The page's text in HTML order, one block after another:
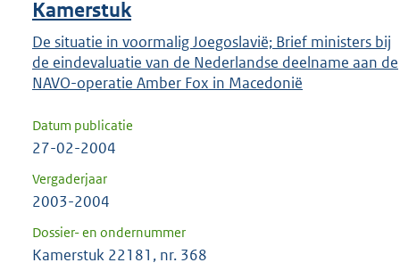
Kamerstuk
De situatie in voormalig Joegoslavië; Brief ministers bij
de eindevaluatie van de Nederlandse deelname aan de
NAVO-operatie Amber Fox in Macedonië
Datum publicatie
27-02-2004
Vergaderjaar
2003-2004
Dossier- en ondernummer
Kamerstuk 22181, nr. 368